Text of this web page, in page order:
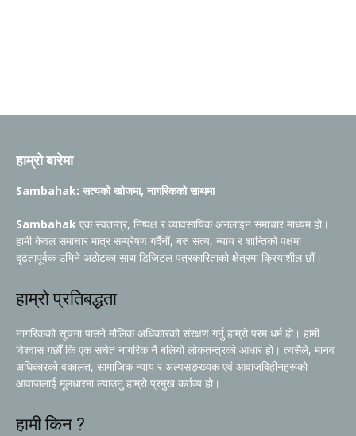
हाम्रो बारेमा
Sambahak: सत्यको खोजमा, नागरिकको साथमा
Sambahak एक स्वतन्त्र, निष्पक्ष र व्यावसायिक अनलाइन समाचार माध्यम हो।
हामी केवल समाचार मात्र सम्प्रेषण गर्दैनौं, बरु सत्य, न्याय र शान्तिको पक्षमा
दृढतापूर्वक उभिने अठोटका साथ डिजिटल पत्रकारिताको क्षेत्रमा क्रियाशील छौं।
हाम्रो प्रतिबद्धता
नागरिकको सूचना पाउने मौलिक अधिकारको संरक्षण गर्नु हाम्रो परम धर्म हो। हामी
विश्वास गर्छौं कि एक सचेत नागरिक नै बलियो लोकतन्त्रको आधार हो। त्यसैले, मानव
अधिकारको वकालत, सामाजिक न्याय र अल्पसङ्ख्यक एवं आवाजविहीनहरूको
आवाजलाई मूलधारमा ल्याउनु हाम्रो प्रमुख कर्तव्य हो।
हामी किन ?